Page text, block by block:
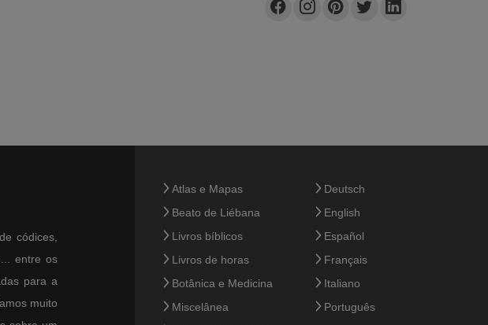
códices,
entre os
para a
muito
Atlas e Mapas
Beato de Liébana
Livros bíblicos
Livros de horas
Botânica e Medicina
Miscelânea
Deutsch
English
Español
Français
Italiano
Português